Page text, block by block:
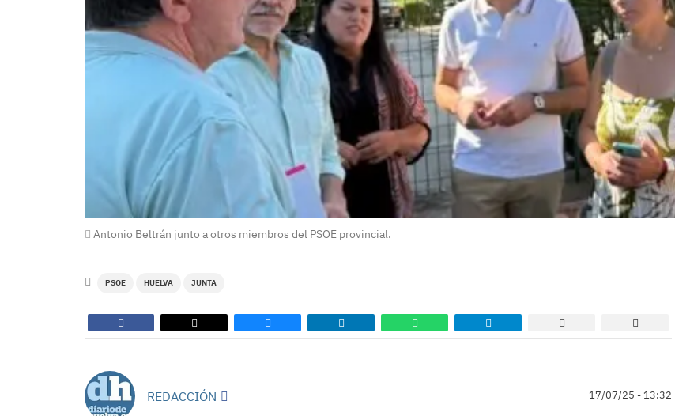
Antonio Beltrán junto a otros miembros del PSOE provincial.
PSOE HUELVA JUNTA
REDACCIÓN 17/07/25 - 13:32